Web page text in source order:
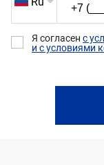
Я согласен с
и с условиями